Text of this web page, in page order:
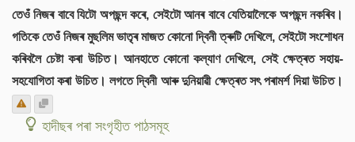
তেওঁ নিজৰ বাবে যিটো অপছন্দ কৰে, সেইটো আনৰ বাবে যেতিয়ালৈকে অপছন্দ নকৰিব।
গতিকে তেওঁ নিজৰ মুছলিম ভাতৃৰ মাজত কোনো দ্বিনী ত্ৰুটি দেখিলে, সেইটো সংশোধন
কৰিবলৈ চেষ্টা কৰা উচিত। আনহাতে কোনো কল্যাণ দেখিলে, সেই ক্ষেত্ৰত সহায়-
সহযোগিতা কৰা উচিত। লগতে দ্বিনী আৰু দুনিয়াৱী ক্ষেত্ৰত সৎ পৰামৰ্শ দিয়া উচিত।
হাদীছৰ পৰা সংগৃহীত পাঠসমূহ